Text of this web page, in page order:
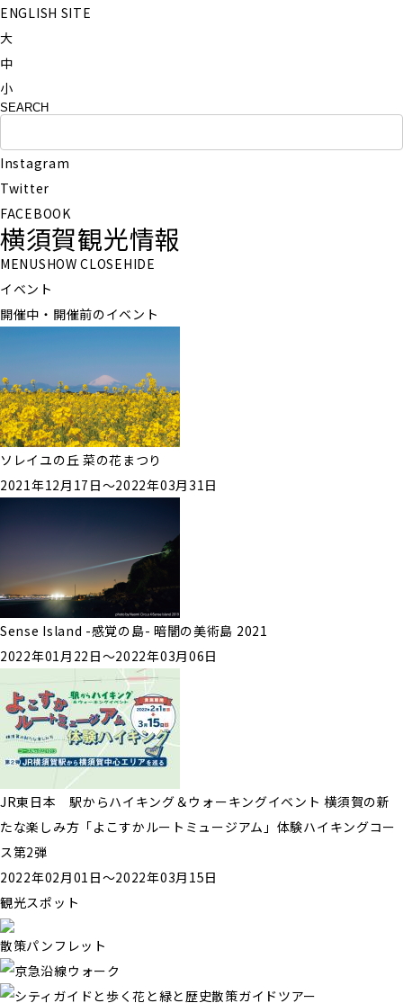
ENGLISH SITE
大
中
小
Instagram
Twitter
FACEBOOK
横須賀観光情報
MENUSHOW CLOSEHIDE
イベント
開催中・開催前のイベント
ソレイユの丘 菜の花まつり
2021年12月17日〜2022年03月31日
Sense Island -感覚の島- 暗闇の美術島 2021
2022年01月22日〜2022年03月06日
JR東日本 駅からハイキング＆ウォーキングイベント 横須賀の新
たな楽しみ方「よこすかルートミュージアム」体験ハイキングコー
ス第2弾
2022年02月01日〜2022年03月15日
観光スポット
散策パンフレット